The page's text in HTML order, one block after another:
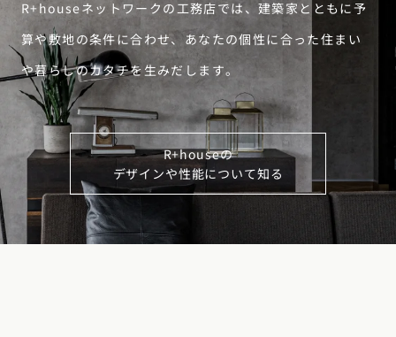
R+houseネットワークの工務店では、建築家とともに予
算や敷地の条件に合わせ、あなたの個性に合った住まい
や暮らしのカタチを生みだします。
R+houseの
デザインや性能について知る
東海エリア
愛知県 (28) 岐阜県 (24) 静岡県 (25)
関西エリア
大阪府 (19)兵庫県 (36)京都府 (6)滋賀県 (0)奈良県 (6)
和歌山県 (5)
中国エリア
広島県 (14)岡山県 (8)鳥取県 (13)島根県 (12)山口県 (5)
四国エリア
香川県 (1)徳島県 (10)愛媛県 (1)高知県 (4)